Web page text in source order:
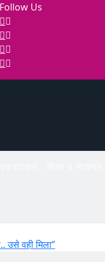
Follow Us
उसे वही मिला”